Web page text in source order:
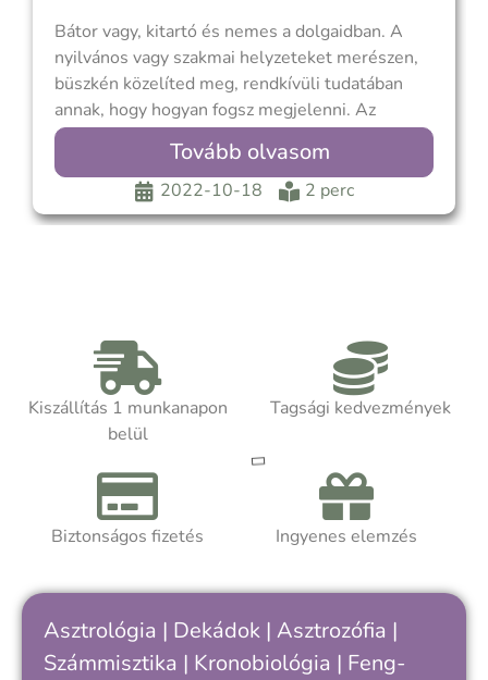
Bátor vagy, kitartó és nemes a dolgaidban. A
nyilvános vagy szakmai helyzeteket merészen,
büszkén közelíted meg, rendkívüli tudatában
annak, hogy hogyan fogsz megjelenni. Az
Oroszlán MC-t a Nap uralja, nézd meg azt a
házat, ahol a Nap áll a képletedben, hogy
megtaláld azt az életterületet, ahol a fénye
leginkább hatással
Tovább olvasom
2022-10-18 2 perc
Kiszállítás 1 munkanapon
belül
Tagsági kedvezmények
Biztonságos fizetés Ingyenes elemzés
Asztrológia | Dekádok | Asztrozófia |
Számmisztika | Kronobiológia | Feng-